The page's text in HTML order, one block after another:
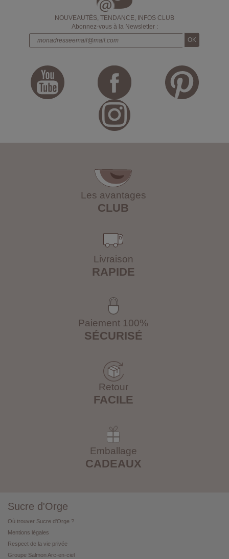
NOUVEAUTÉS, TENDANCE, INFOS CLUB
Abonnez-vous à la Newsletter :
Les avantages
CLUB
Livraison
RAPIDE
Paiement 100%
SÉCURISÉ
Retour
FACILE
Emballage
CADEAUX
Sucre d'Orge
Où trouver Sucre d'Orge ?
Mentions légales
Respect de la vie privée
Groupe Salmon Arc-en-ciel